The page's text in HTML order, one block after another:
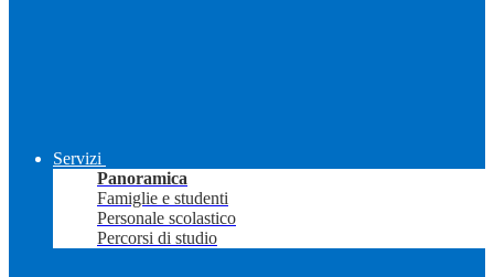
Servizi
Panoramica
Famiglie e studenti
Personale scolastico
Percorsi di studio